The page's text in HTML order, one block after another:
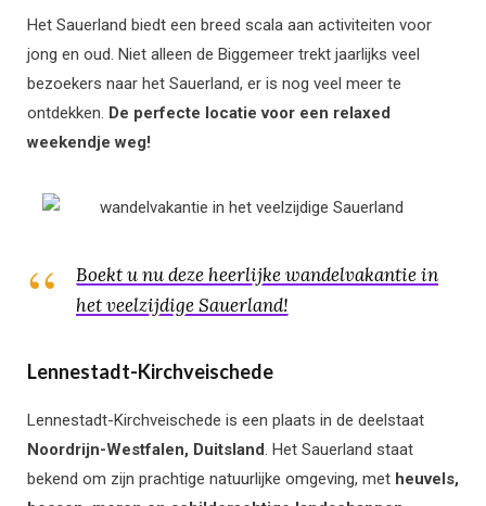
Het Sauerland biedt een breed scala aan activiteiten voor
jong en oud. Niet alleen de Biggemeer trekt jaarlijks veel
bezoekers naar het Sauerland, er is nog veel meer te
ontdekken. De perfecte locatie voor een relaxed
weekendje weg!
Boekt u nu deze heerlijke wandelvakantie in
het veelzijdige Sauerland!
Lennestadt-Kirchveischede
Lennestadt-Kirchveischede is een plaats in de deelstaat
Noordrijn-Westfalen, Duitsland. Het Sauerland staat
bekend om zijn prachtige natuurlijke omgeving, met heuvels,